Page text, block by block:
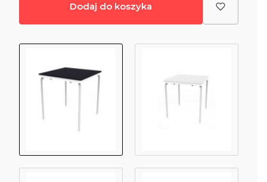
Dodaj do koszyka